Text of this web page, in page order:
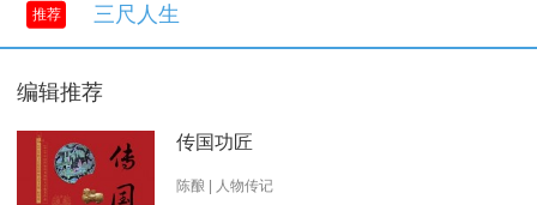
推荐 三尺人生
编辑推荐
传国功匠
陈酿 | 人物传记